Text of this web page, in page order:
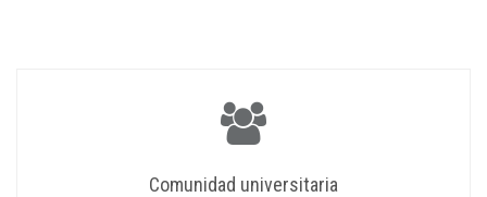
Comunidad universitaria